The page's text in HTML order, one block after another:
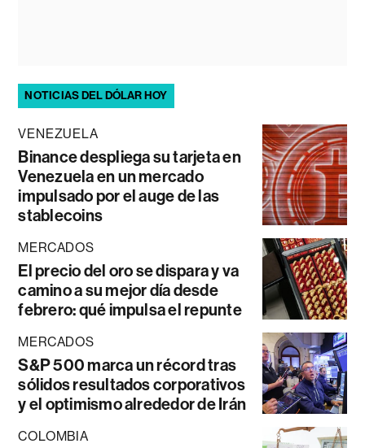
NOTICIAS DEL DÓLAR HOY
VENEZUELA
Binance despliega su tarjeta en
Venezuela en un mercado
impulsado por el auge de las
stablecoins
MERCADOS
El precio del oro se dispara y va
camino a su mejor día desde
febrero: qué impulsa el repunte
MERCADOS
S&P 500 marca un récord tras
sólidos resultados corporativos
y el optimismo alrededor de Irán
COLOMBIA